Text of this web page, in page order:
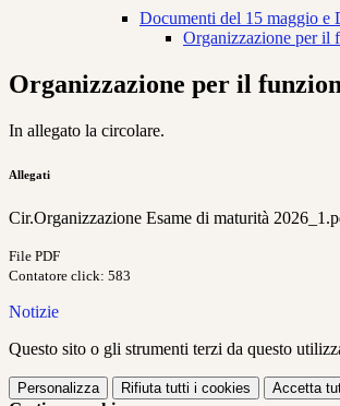
Documenti del 15 maggio e
Organizzazione per il
Organizzazione per il
In allegato la circolare.
Allegati
Cir.Organizzazione Esame di maturità
File PDF
Contatore click: 583
Notizie
Questo sito o gli strumenti terzi da questo
Personalizza Rifiuta tutti i cookies Accetta